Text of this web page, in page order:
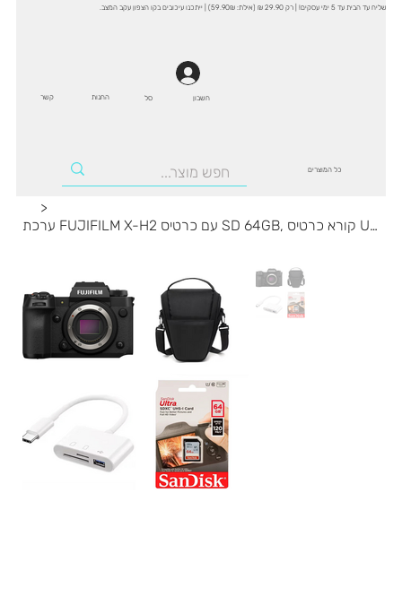
שליח עד הבית עד 5 ימי עסקים! | רק 29.90 ₪ (אילת: 59.90₪) | ייתכנו עיכובים בקו הצפון עקב המצב.
חשבון סל קשר החנות
כל המוצרים
>
ערכת FUJIFILM X-H2 עם כרטיס SD 64GB, קורא כרטיס USB-C ותיק צד